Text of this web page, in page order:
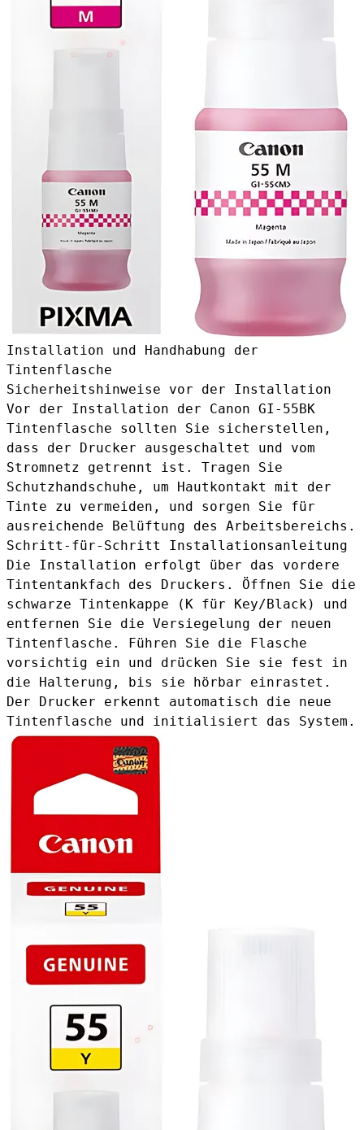
Installation und Handhabung der
Tintenflasche
Sicherheitshinweise vor der Installation
Vor der Installation der Canon GI-55BK
Tintenflasche sollten Sie sicherstellen,
dass der Drucker ausgeschaltet und vom
Stromnetz getrennt ist. Tragen Sie
Schutzhandschuhe, um Hautkontakt mit der
Tinte zu vermeiden, und sorgen Sie für
ausreichende Belüftung des Arbeitsbereichs.
Schritt-für-Schritt Installationsanleitung
Die Installation erfolgt über das vordere
Tintentankfach des Druckers. Öffnen Sie die
schwarze Tintenkappe (K für Key/Black) und
entfernen Sie die Versiegelung der neuen
Tintenflasche. Führen Sie die Flasche
vorsichtig ein und drücken Sie sie fest in
die Halterung, bis sie hörbar einrastet.
Der Drucker erkennt automatisch die neue
Tintenflasche und initialisiert das System.